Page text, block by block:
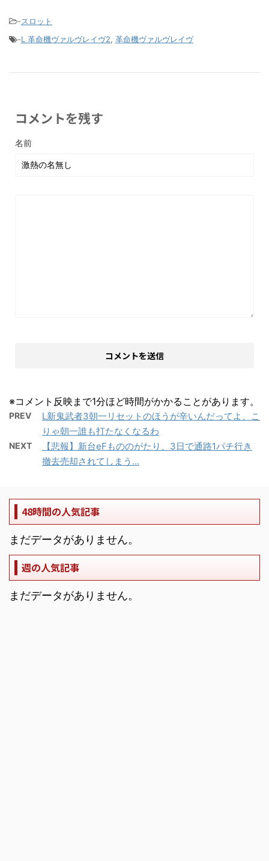
-スロット
-L 革命機ヴァルヴレイヴ2, 革命機ヴァルヴレイヴ
コメントを残す
名前
※コメント反映まで1分ほど時間がかかることがあります。
PREV
L新鬼武者3朝一リセットのほうが辛いんだってよ、こ
りゃ朝一誰も打たなくなるわ
NEXT
【悲報】新台eFもののがたり、3日で通路1パチ行き
撤去売却されてしまう…
48時間の人気記事
まだデータがありません。
週の人気記事
まだデータがありません。